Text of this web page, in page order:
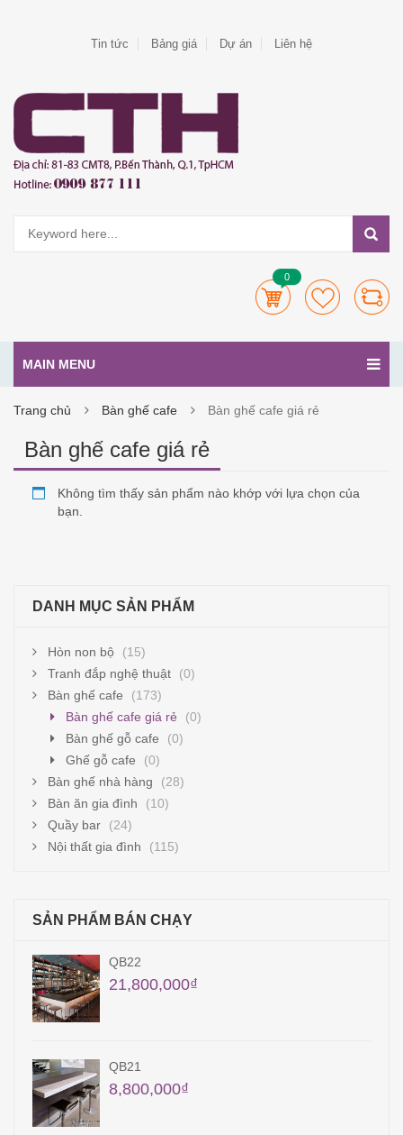
Tin tức Bảng giá Dự án Liên hệ
0
MAIN MENU
Trang chủ Bàn ghế cafe Bàn ghế cafe giá rẻ
Bàn ghế cafe giá rẻ
Không tìm thấy sản phẩm nào khớp với lựa chọn của
bạn.
DANH MỤC SẢN PHẨM
Hòn non bộ
(15)
Tranh đắp nghệ thuật
(0)
Bàn ghế cafe
(173)
Bàn ghế cafe giá rẻ
(0)
Bàn ghế gỗ cafe
(0)
Ghế gỗ cafe
(0)
Bàn ghế nhà hàng
(28)
Bàn ăn gia đình
(10)
Quầy bar
(24)
Nội thất gia đình
(115)
SẢN PHẨM BÁN CHẠY
QB22
21,800,000₫
QB21
8,800,000₫